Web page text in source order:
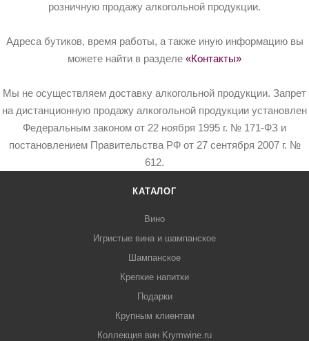
розничную продажу алкогольной продукции.
Адреса бутиков, время работы, а также иную информацию вы
можете найти в разделе «Контакты»
Мы не осуществляем доставку алкогольной продукции. Запрет
на дистанционную продажу алкогольной продукции установлен
Федеральным законом от 22 ноября 1995 г. № 171-ФЗ и
постановлением Правительства РФ от 27 сентября 2007 г. №
612.
КАТАЛОГ
Вино
Игристые вина и шампанское
Шампанское
Крепкие напитки
Подарки
Крупным клиентам
Коллекция вин Krymwine.ru